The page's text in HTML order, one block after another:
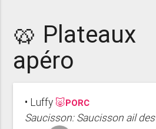
🥨 Plateaux
apéro
• Luffy 🐷PORC
Saucisson: Saucisson ail des